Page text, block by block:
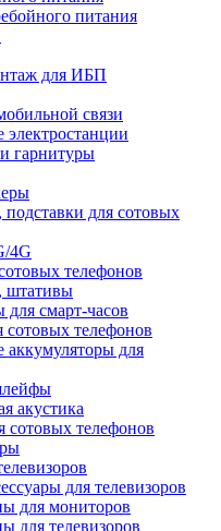
питания
для ИБП
связи
гарнитуры
для сотовых
4G
телефонов
штативы
для смарт-часов
сотовых телефонов
для
акустика
сотовых телефонов
для телевизоров
для мониторов
для телевизоров